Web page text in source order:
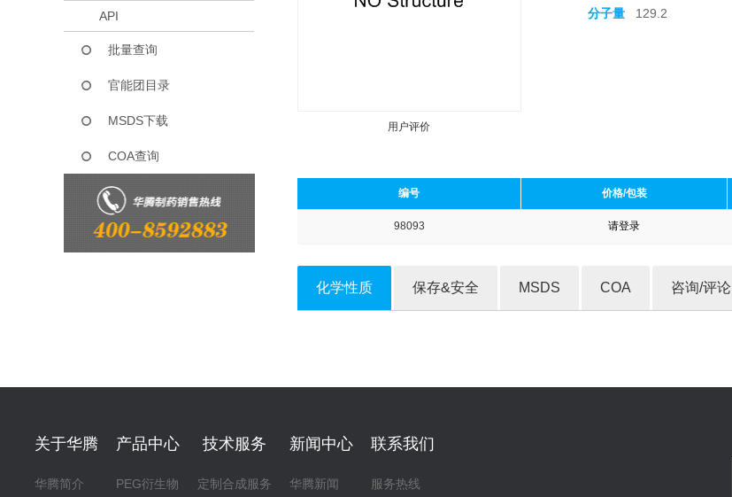
API
批量查询
官能团目录
MSDS下载
COA查询
用户评价
分子量
129.2
编号 价格/包装
98093 请登录
化学性质 保存&安全 MSDS COA 咨询/评论
关于华腾
华腾简介
产品中心
PEG衍生物
技术服务
定制合成服务
新闻中心
华腾新闻
联系我们
服务热线